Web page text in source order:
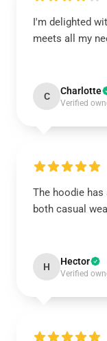
I'm delighted
meets all my
C Charlotte
Verified
The hoodie
both casual
H Hector
Verified